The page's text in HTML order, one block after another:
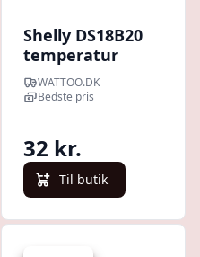
Shelly DS18B20
temperatur
sensor, 1 meter
WATTOO.DK
Bedste pris
32 kr.
Til butik